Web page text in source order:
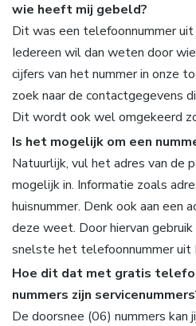
wie heeft mij gebeld?
Dit was een telefoonnummer uit
Iedereen wil dan weten door
cijfers van het nummer in onze
zoek naar de contactgegevens
Dit wordt ook wel omgekeerd
Is het mogelijk om een
Natuurlijk, vul het adres van de
mogelijk in. Informatie zoals
huisnummer. Denk ook aan een
deze weet. Door hiervan
snelste het telefoonnummer uit
Hoe dit dat met gratis
nummers zijn
De doorsnee (06) nummers